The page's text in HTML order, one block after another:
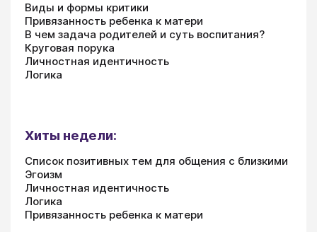
Виды и формы критики
Привязанность ребенка к матери
В чем задача родителей и суть воспитания?
Круговая порука
Личностная идентичность
Логика
Хиты недели:
Список позитивных тем для общения с близкими
Эгоизм
Личностная идентичность
Логика
Привязанность ребенка к матери